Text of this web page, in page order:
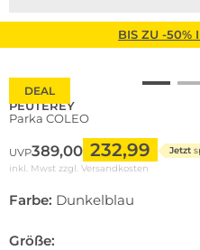
BIS ZU -50%
DEAL
PEUTEREY
Parka COLEO
UVP389,00 232,99 Jetzt
inkl. Mwst zzgl. Versandkosten
Farbe: Dunkelblau
Größe: